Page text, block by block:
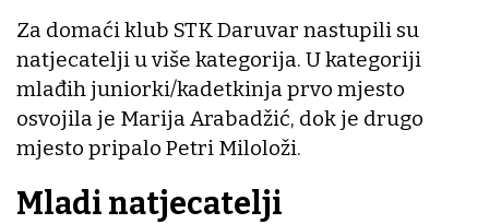
Za domaći klub STK Daruvar nastupili su
natjecatelji u više kategorija. U kategoriji
mlađih juniorki/kadetkinja prvo mjesto
osvojila je Marija Arabadžić, dok je drugo
mjesto pripalo Petri Miloloži.
Mladi natjecatelji